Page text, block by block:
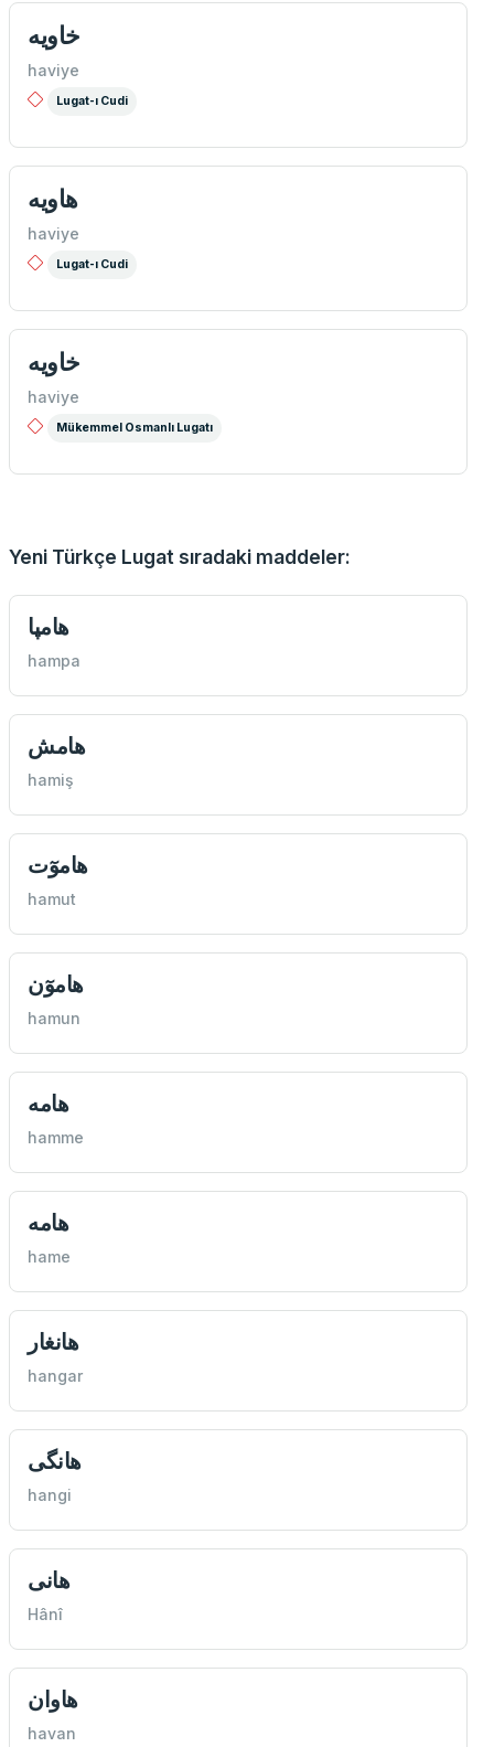
خاويه
haviye
Lugat-ı Cudi
هاويه
haviye
Lugat-ı Cudi
خاويه
haviye
Mükemmel Osmanlı Lugatı
Yeni Türkçe Lugat sıradaki maddeler:
هامپا
hampa
هامش
hamiş
هاموٓت
hamut
هاموٓن
hamun
هامه
hamme
هامه
hame
هانغار
hangar
هانگی
hangi
هانی
Hânî
هاوان
havan